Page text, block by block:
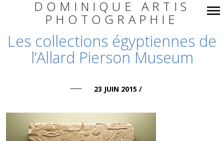
Navigation
principale
DOMINIQUE ARTIS
PHOTOGRAPHIE
Les collections égyptiennes de
l’Allard Pierson Museum
23 JUIN 2015 /